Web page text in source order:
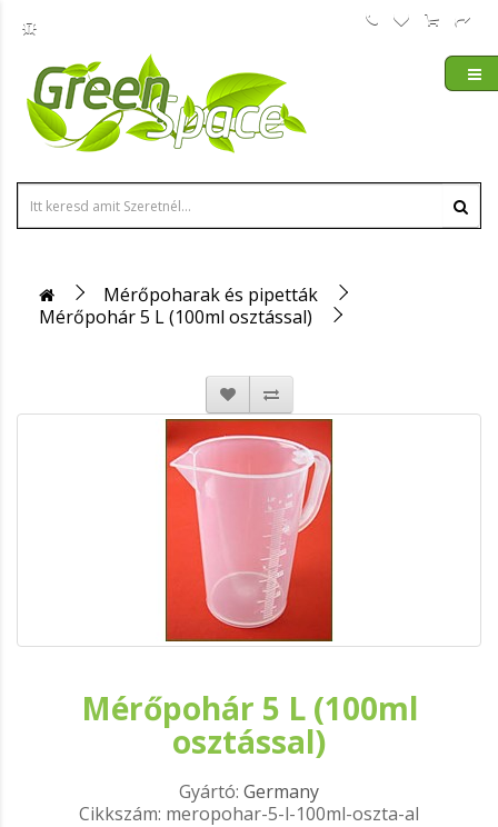
Mérőpoharak és pipetták
Mérőpohár 5 L (100ml osztással)
Mérőpohár 5 L (100ml
osztással)
Gyártó: Germany
Cikkszám: meropohar-5-l-100ml-oszta-al